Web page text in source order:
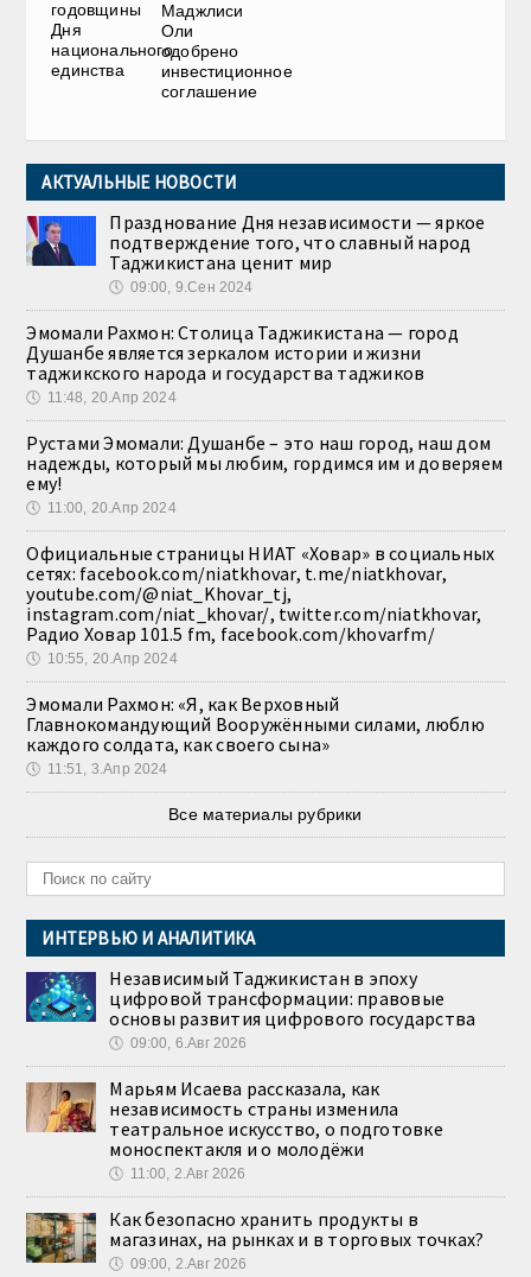
годовщины
Дня
национального
единства
Маджлиси
Оли
одобрено
инвестиционное
соглашение
АКТУАЛЬНЫЕ НОВОСТИ
Празднование Дня независимости — яркое
подтверждение того, что славный народ
Таджикистана ценит мир
🕔 09:00, 9.Сен 2024
Эмомали Рахмон: Столица Таджикистана — город
Душанбе является зеркалом истории и жизни
таджикского народа и государства таджиков
🕔 11:48, 20.Апр 2024
Рустами Эмомали: Душанбе – это наш город, наш дом
надежды, который мы любим, гордимся им и доверяем
ему!
🕔 11:00, 20.Апр 2024
Официальные страницы НИАТ «Ховар» в социальных
сетях: facebook.com/niatkhovar, t.me/niatkhovar,
youtube.com/@niat_Khovar_tj,
instagram.com/niat_khovar/, twitter.com/niatkhovar,
Радио Ховар 101.5 fm, facebook.com/khovarfm/
🕔 10:55, 20.Апр 2024
Эмомали Рахмон: «Я, как Верховный
Главнокомандующий Вооружёнными силами, люблю
каждого солдата, как своего сына»
🕔 11:51, 3.Апр 2024
Все материалы рубрики
ИНТЕРВЬЮ И АНАЛИТИКА
Независимый Таджикистан в эпоху
цифровой трансформации: правовые
основы развития цифрового государства
🕔 09:00, 6.Авг 2026
Марьям Исаева рассказала, как
независимость страны изменила
театральное искусство, о подготовке
моноспектакля и о молодёжи
🕔 11:00, 2.Авг 2026
Как безопасно хранить продукты в
магазинах, на рынках и в торговых точках?
🕔 09:00, 2.Авг 2026